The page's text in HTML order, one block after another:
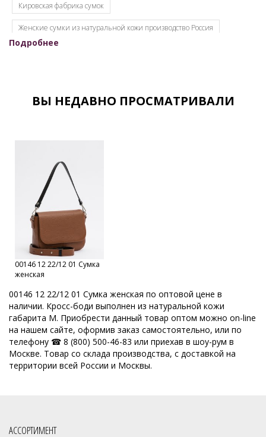
Кировская фабрика сумок
Женские сумки из натуральной кожи производство Россия
Женские сумки OSSO
Женские сумки Российской фабрики
Оптовый склад сумок в Москве
Качественные кожаные сумки Российского производителя
Кировские сумки
Кожаные сумки оптом от производителя
Сумки от производителя
Оптовая продажа сумок Набор сумок оптом
Кожгалантерейная фабрика Оптовая база сумок
ОССО сумки оптом Киров
Производитель женских сумок Россия
Подробнее
ВЫ НЕДАВНО ПРОСМАТРИВАЛИ
00146 12 22/12 01 Сумка
женская
00146 12 22/12 01 Сумка женская по оптовой цене в
наличии. Кросс-боди выполнен из натуральной кожи
габарита M. Приобрести данный товар оптом можно on-line
на нашем сайте, оформив заказ самостоятельно, или по
телефону ☎ 8 (800) 500-46-83 или приехав в шоу-рум в
Москве. Товар со склада производства, с доставкой на
территории всей России и Москвы.
АССОРТИМЕНТ